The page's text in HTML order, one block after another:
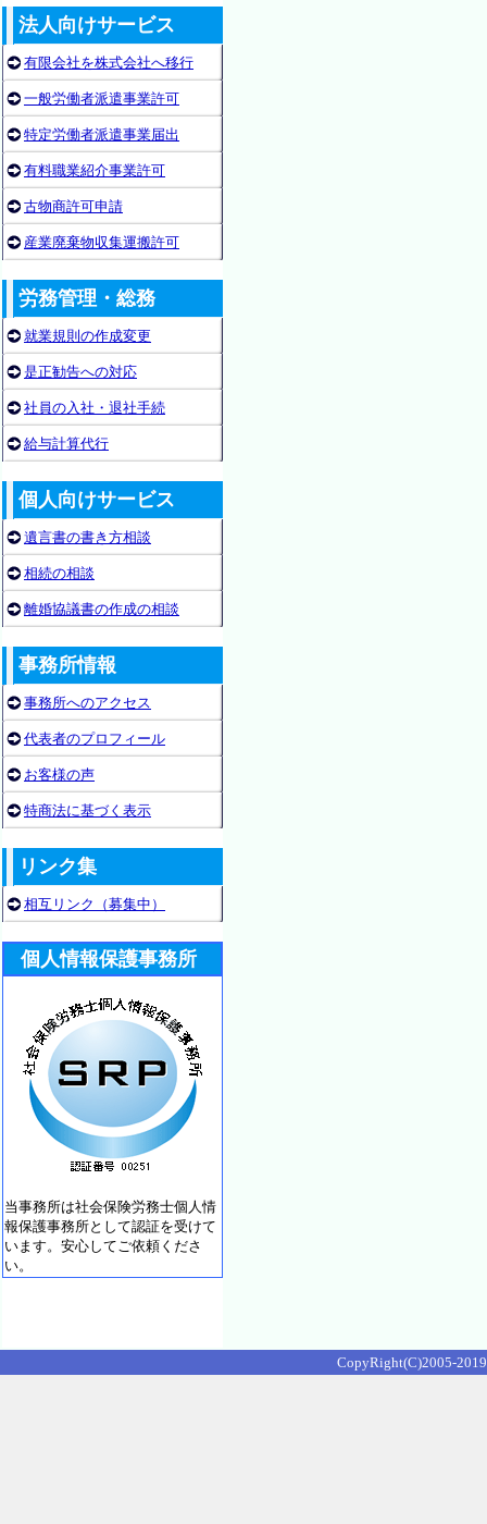
法人向けサービス
有限会社を株式会社へ移行
一般労働者派遣事業許可
特定労働者派遣事業届出
有料職業紹介事業許可
古物商許可申請
産業廃棄物収集運搬許可
労務管理・総務
就業規則の作成変更
是正勧告への対応
社員の入社・退社手続
給与計算代行
個人向けサービス
遺言書の書き方相談
相続の相談
離婚協議書の作成の相談
事務所情報
事務所へのアクセス
代表者のプロフィール
お客様の声
特商法に基づく表示
リンク集
相互リンク（募集中）
個人情報保護事務所
当事務所は社会保険労務士個人情
報保護事務所として認証を受けて
います。安心してご依頼くださ
い。
CopyRight(C)2005-